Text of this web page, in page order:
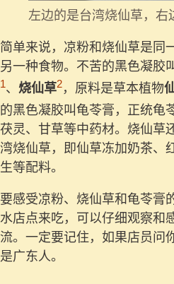
左边的是台湾烧仙草，右
简单来说，凉粉和烧仙草是同
另一种食物。不苦的黑色凝胶
1、 烧仙草2，原料是草本植物
的黑色凝胶叫龟苓膏，正统龟
茯灵、甘草等中药材。烧仙
湾烧仙草，即仙草冻加奶茶、
生等配料。
要感受凉粉、烧仙草和龟苓膏
水店点来吃，可以仔细观察和
流。一定要记住，如果店员问
是广东人。